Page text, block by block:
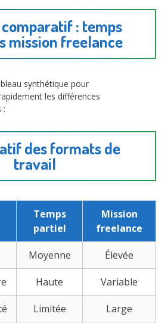
: temps
mission freelance
synthétique pour
les différences
:
des formats de
travail
Temps
partiel
Mission
freelance
Moyenne Élevée
Haute Variable
Limitée Large